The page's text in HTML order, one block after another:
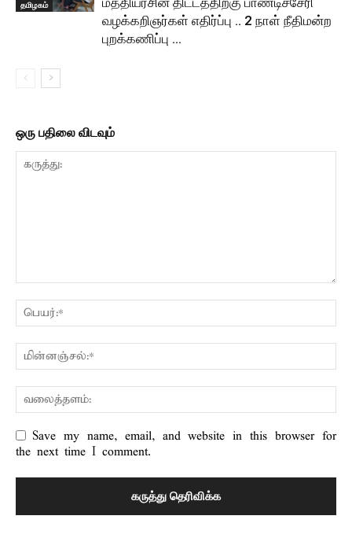
தமிழகம்
வழக்கறிஞர்கள் எதிர்ப்பு .. 2 நாள் நீதிமன்ற
புறக்கணிப்பு …
ஒரு பதிலை விடவும்
Save my name, email, and website in this browser for
the next time I comment.